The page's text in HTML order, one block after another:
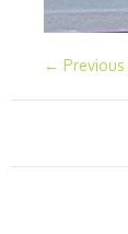
← Previous